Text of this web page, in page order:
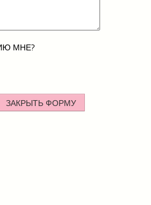
МНЕ?
ЗАКРЫТЬ ФОРМУ